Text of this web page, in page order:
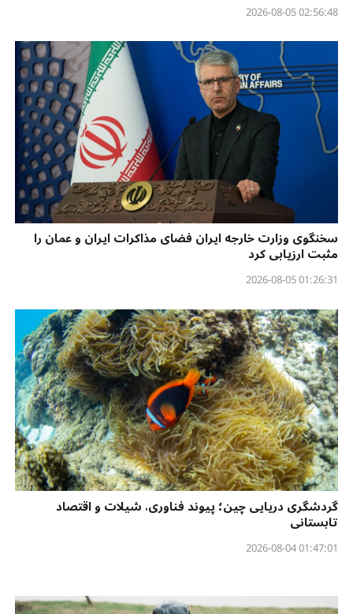
02:56:48 2026-08-05
سخنگوی وزارت خارجه ایران فضای مذاکرات ایران و عمان را
مثبت ارزیابی کرد
01:26:31 2026-08-05
گردشگری دریایی چین؛ پیوند فناوری، شیلات و اقتصاد
تابستانی
01:47:01 2026-08-04